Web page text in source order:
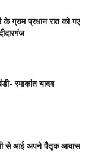
के ग्राम प्रधान रात को गए
रमाकांत यादव
से आई अपने पैतृक आवास